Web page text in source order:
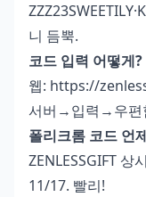
니 듬뿍.
코드 입력 어떻게?
웹: https://
서버→입력→우편
폴리크롬 코드 언
ZENLESSGIFT 상
11/17. 빨리!